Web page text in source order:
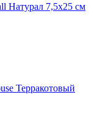
Натурал 7,5x25 см
Терракотовый